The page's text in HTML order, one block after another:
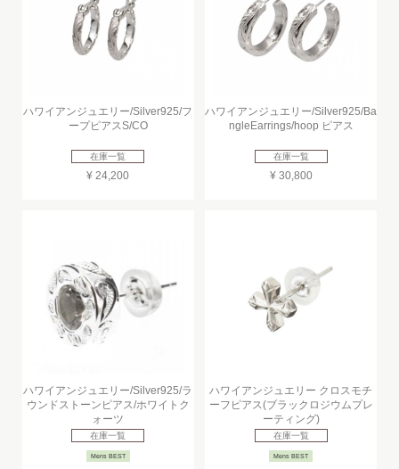
ハワイアンジュエリー/Silver925/フ
ープピアスS/CO
在庫一覧
¥ 24,200
ハワイアンジュエリー/Silver925/Ba
ngleEarrings/hoop ピアス
在庫一覧
¥ 30,800
ハワイアンジュエリー/Silver925/ラ
ウンドストーンピアス/ホワイトク
ォーツ
在庫一覧
Mens BEST
ハワイアンジュエリー クロスモチ
ーフピアス(ブラックロジウムプレ
ーティング)
在庫一覧
Mens BEST